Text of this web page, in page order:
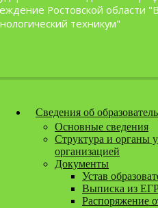
Перейти к содержанию
Ростовской области
техникум"
Сведения об
Основные сведения
Структура и органы
организацией
Документы
Устав
Выписка из
Распоряжение